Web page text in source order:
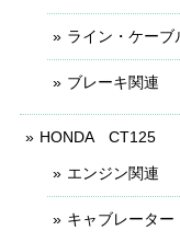
ライン・ケーブ
ブレーキ関連
HONDA CT125
エンジン関連
キャブレーター